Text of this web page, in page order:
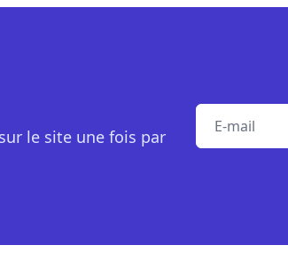
le site une fois par
E-mail